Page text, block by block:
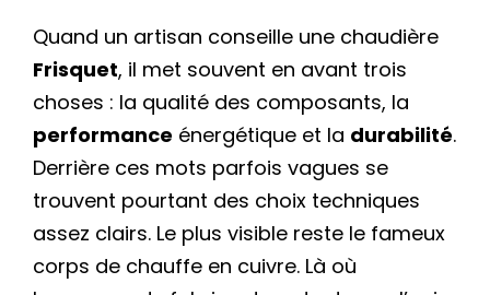
Quand un artisan conseille une chaudière
Frisquet, il met souvent en avant trois
choses : la qualité des composants, la
performance énergétique et la durabilité.
Derrière ces mots parfois vagues se
trouvent pourtant des choix techniques
assez clairs. Le plus visible reste le fameux
corps de chauffe en cuivre. Là où